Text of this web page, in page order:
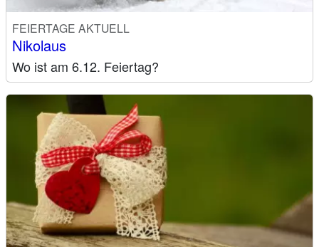
FEIERTAGE AKTUELL
Nikolaus
Wo ist am 6.12. Feiertag?